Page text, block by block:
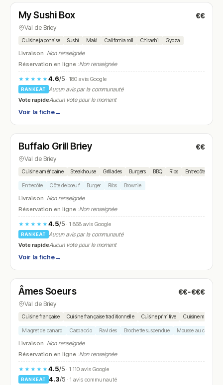
N° 4
My Sushi Box €€
Val de Briey
Cuisine japonaise Sushi Maki California roll Chirashi Gyoza
Livraison :Non renseignée
Réservation en ligne :Non renseignée
★★★★★4.6/5· 180 avis Google
RANKEAT
Aucun avis par la communauté
Vote rapideAucun vote pour le moment
Voir la fiche→
N° 5
Buffalo Grill Briey €€
Val de Briey
Cuisine américaine Steakhouse Grillades Burgers BBQ Ribs Entrecôte
Entrecôte Côte de bœuf Burger Ribs Brownie
Livraison :Non renseignée
Réservation en ligne :Non renseignée
★★★★★4.5/5· 1 868 avis Google
RANKEAT
Aucun avis par la communauté
Vote rapideAucun vote pour le moment
Voir la fiche→
N° 6
Âmes Soeurs €€-€€€
Val de Briey
Cuisine française Cuisine française traditionnelle Cuisine primitive Cuisine moderne
Magret de canard Carpaccio Ravioles Brochette suspendue Mousse au chocolat
Livraison :Non renseignée
Réservation en ligne :Non renseignée
★★★★★4.5/5· 1 110 avis Google
RANKEAT 4.3/5 · 1 avis communauté